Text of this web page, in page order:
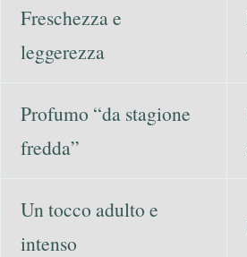
Freschezza e
leggerezza
Profumo “da stagione
fredda”
Un tocco adulto e
intenso